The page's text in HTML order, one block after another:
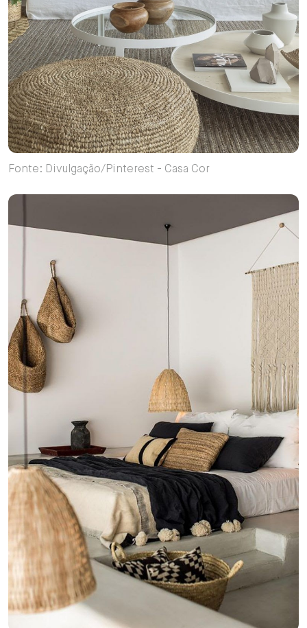
Fonte: Divulgação/Pinterest - Casa Cor